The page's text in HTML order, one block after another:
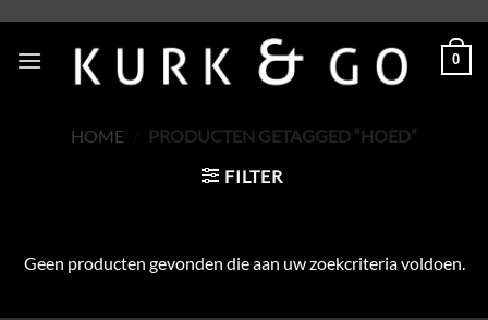
content
0
HOME
PRODUCTEN GETAGGED “HOED”
FILTER
Geen producten gevonden die aan uw zoekcriteria voldoen.